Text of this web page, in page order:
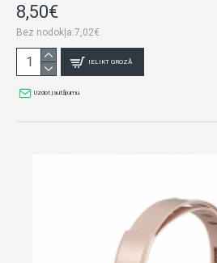
8,50€
Bez nodokļa:7,02€
IELIKT GROZĀ
Uzdot jautājumu